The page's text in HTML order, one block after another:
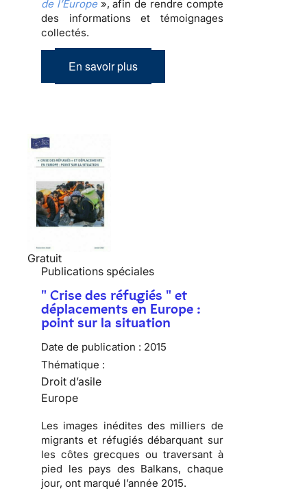
de l’Europe», afin de rendre compte
des informations et témoignages
collectés.
En savoir plus
Gratuit
Publications spéciales
" Crise des réfugiés " et
déplacements en Europe :
point sur la situation
Date de publication : 2015
Thématique :
Droit d’asile
Europe
Les images inédites des milliers de
migrants et réfugiés débarquant sur
les côtes grecques ou traversant à
pied les pays des Balkans, chaque
jour, ont marqué l’année 2015.